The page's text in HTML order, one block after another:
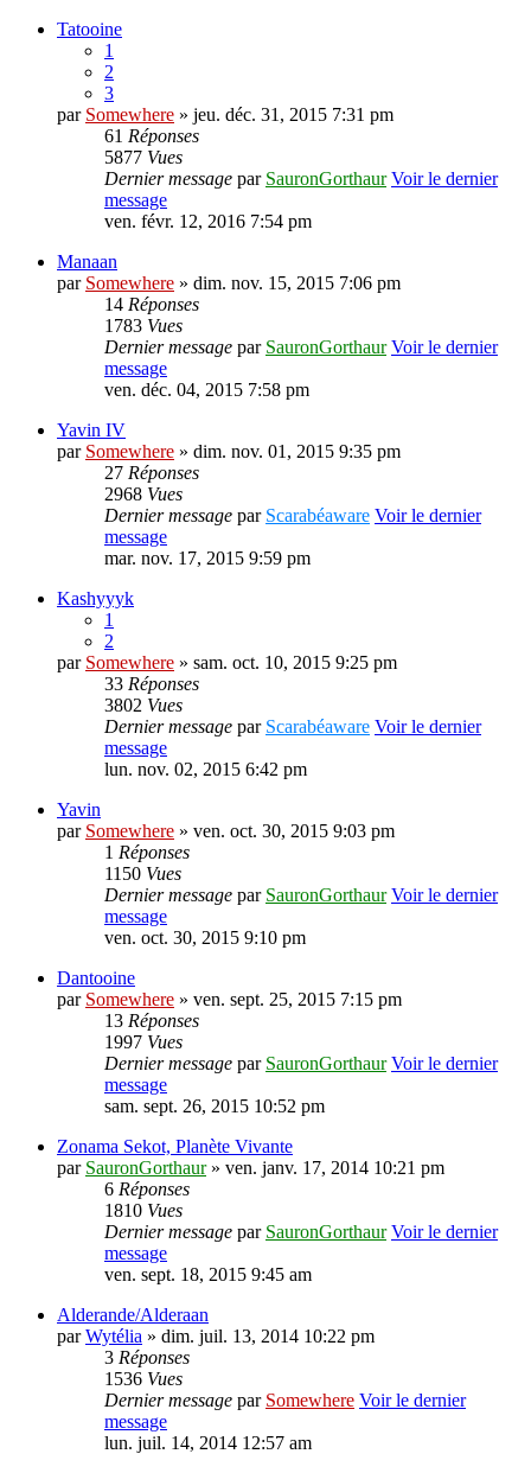
Tatooine
1
2
3
par Somewhere » jeu. déc. 31, 2015 7:31 pm
61 Réponses
5877 Vues
Dernier message par SauronGorthaur Voir le dernier
message
ven. févr. 12, 2016 7:54 pm
Manaan
par Somewhere » dim. nov. 15, 2015 7:06 pm
14 Réponses
1783 Vues
Dernier message par SauronGorthaur Voir le dernier
message
ven. déc. 04, 2015 7:58 pm
Yavin IV
par Somewhere » dim. nov. 01, 2015 9:35 pm
27 Réponses
2968 Vues
Dernier message par Scarabéaware Voir le dernier
message
mar. nov. 17, 2015 9:59 pm
Kashyyyk
1
2
par Somewhere » sam. oct. 10, 2015 9:25 pm
33 Réponses
3802 Vues
Dernier message par Scarabéaware Voir le dernier
message
lun. nov. 02, 2015 6:42 pm
Yavin
par Somewhere » ven. oct. 30, 2015 9:03 pm
1 Réponses
1150 Vues
Dernier message par SauronGorthaur Voir le dernier
message
ven. oct. 30, 2015 9:10 pm
Dantooine
par Somewhere » ven. sept. 25, 2015 7:15 pm
13 Réponses
1997 Vues
Dernier message par SauronGorthaur Voir le dernier
message
sam. sept. 26, 2015 10:52 pm
Zonama Sekot, Planète Vivante
par SauronGorthaur» ven. janv. 17, 2014 10:21 pm
6 Réponses
1810 Vues
Dernier message par SauronGorthaur Voir le dernier
message
ven. sept. 18, 2015 9:45 am
Alderande/Alderaan
parWytélia » dim. juil. 13, 2014 10:22 pm
3 Réponses
1536 Vues
Dernier message par Somewhere Voir le dernier
message
lun. juil. 14, 2014 12:57 am